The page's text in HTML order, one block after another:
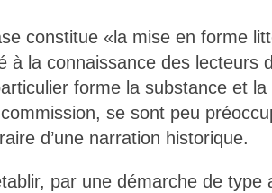
constitue «la mise en forme
à la connaissance des lecteurs
forme la substance et
se sont peu
d’une narration historique.
par une démarche de type